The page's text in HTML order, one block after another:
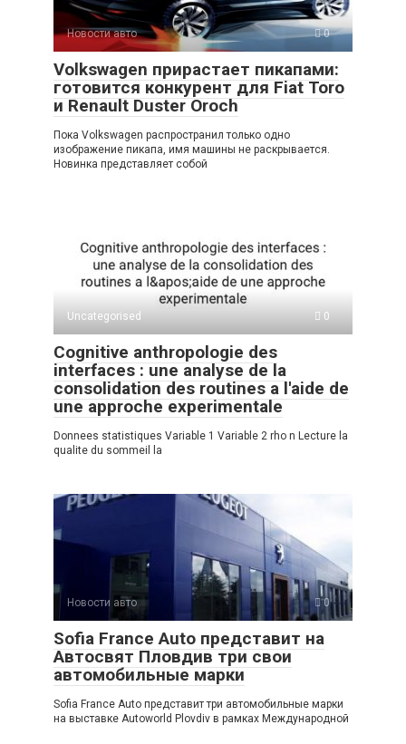
Новости авто 0
Volkswagen прирастает пикапами:
готовится конкурент для Fiat Toro
и Renault Duster Oroch
Пока Volkswagen распространил только одно
изображение пикапа, имя машины не раскрывается.
Новинка представляет собой
Uncategorised 0
Cognitive anthropologie des
interfaces : une analyse de la
consolidation des routines a l'aide de
une approche experimentale
Donnees statistiques Variable 1 Variable 2 rho n Lecture la
qualite du sommeil la
Новости авто 0
Sofia France Auto представит на
Автосвят Пловдив три свои
автомобильные марки
Sofia France Auto представит три автомобильные марки
на выставке Autoworld Plovdiv в рамках Международной